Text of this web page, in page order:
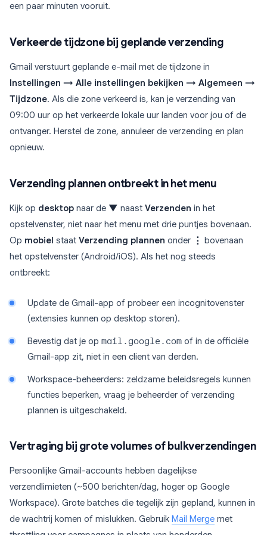
een paar minuten vooruit.
Verkeerde tijdzone bij geplande verzending
Gmail verstuurt geplande e-mail met de tijdzone in
Instellingen → Alle instellingen bekijken → Algemeen →
Tijdzone. Als die zone verkeerd is, kan je verzending van
09:00 uur op het verkeerde lokale uur landen voor jou of de
ontvanger. Herstel de zone, annuleer de verzending en plan
opnieuw.
Verzending plannen ontbreekt in het menu
Kijk op desktop naar de ▼ naast Verzenden in het
opstelvenster, niet naar het menu met drie puntjes bovenaan.
Op mobiel staat Verzending plannen onder ⋮
bovenaan
het opstelvenster (Android/iOS). Als het nog steeds
ontbreekt:
Update de Gmail-app of probeer een incognitovenster
(extensies kunnen op desktop storen).
Bevestig dat je op mail.google.com of in de officiële
Gmail-app zit, niet in een client van derden.
Workspace-beheerders: zeldzame beleidsregels kunnen
functies beperken, vraag je beheerder of verzending
plannen is uitgeschakeld.
Vertraging bij grote volumes of bulkverzendingen
Persoonlijke Gmail-accounts hebben dagelijkse
verzendlimieten (~500 berichten/dag, hoger op Google
Workspace). Grote batches die tegelijk zijn gepland, kunnen in
de wachtrij komen of mislukken. Gebruik Mail Merge met